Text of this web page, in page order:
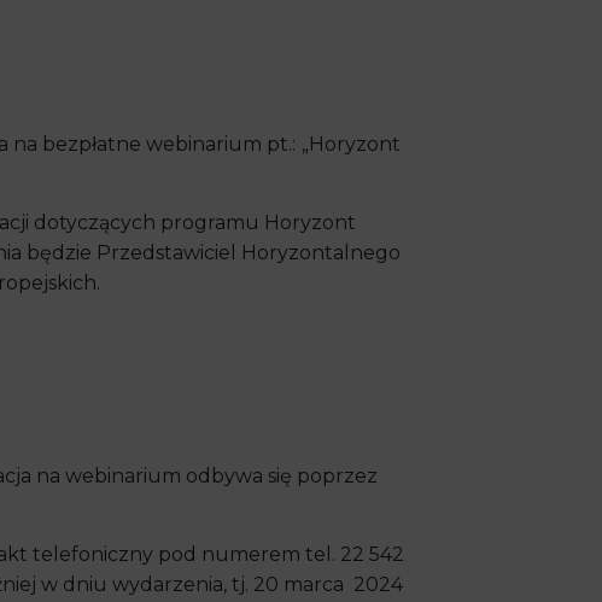
na bezpłatne webinarium pt.: „Horyzont
dotyczących programu Horyzont
będzie Przedstawiciel Horyzontalnego
na webinarium odbywa się poprzez
telefoniczny pod numerem tel. 22 542
w dniu wydarzenia, tj. 20 marca 2024